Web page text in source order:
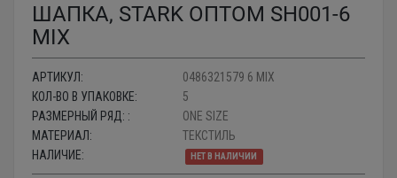
ШАПКА, STARK ОПТОМ SH001-6
MIX
АРТИКУЛ:
0486321579 6 MIX
КОЛ-ВО В УПАКОВКЕ:
5
РАЗМЕРНЫЙ РЯД: :
ONE SIZE
МАТЕРИАЛ:
ТЕКСТИЛЬ
НАЛИЧИЕ:
НЕТ В НАЛИЧИИ